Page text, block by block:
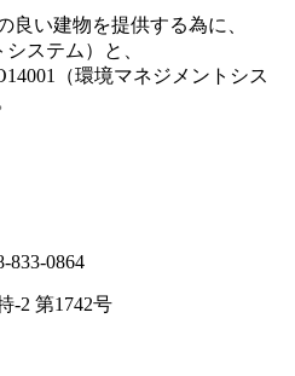
良い建物を提供する為に、
ステム）と、
（環境マネジメントシス
833-0864
-2 第1742号